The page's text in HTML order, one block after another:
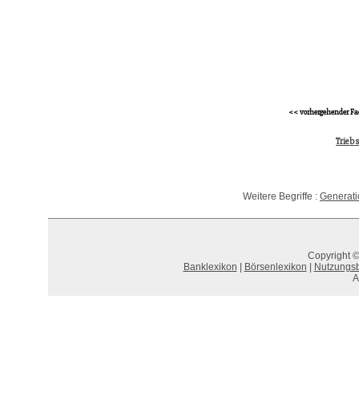
<< vorhergehender
Weitere Begriffe :
Copyright
Banklexikon
Börsenlexikon